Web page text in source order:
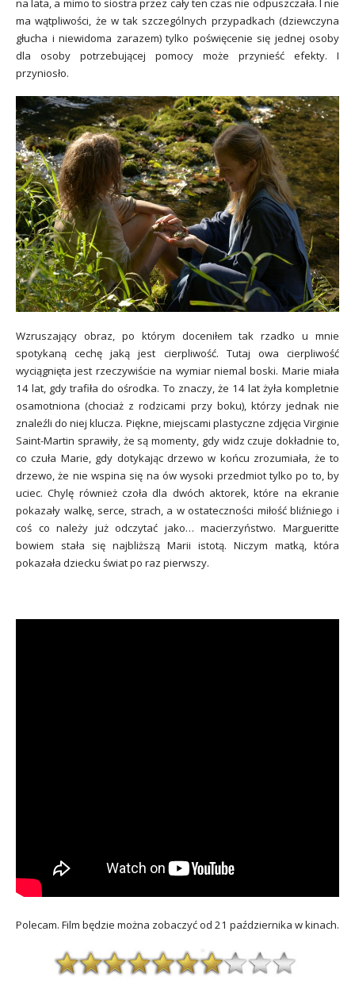
na lata, a mimo to siostra przez cały ten czas nie odpuszczała. I nie
ma wątpliwości, że w tak szczególnych przypadkach (dziewczyna
głucha i niewidoma zarazem) tylko poświęcenie się jednej osoby
dla osoby potrzebującej pomocy może przynieść efekty. I
przyniosło.
Wzruszający obraz, po którym doceniłem tak rzadko u mnie
spotykaną cechę jaką jest cierpliwość. Tutaj owa cierpliwość
wyciągnięta jest rzeczywiście na wymiar niemal boski. Marie miała
14 lat, gdy trafiła do ośrodka. To znaczy, że 14 lat żyła kompletnie
osamotniona (chociaż z rodzicami przy boku), którzy jednak nie
znaleźli do niej klucza. Piękne, miejscami plastyczne zdjęcia Virginie
Saint-Martin sprawiły, że są momenty, gdy widz czuje dokładnie to,
co czuła Marie, gdy dotykając drzewo w końcu zrozumiała, że to
drzewo, że nie wspina się na ów wysoki przedmiot tylko po to, by
uciec. Chylę również czoła dla dwóch aktorek, które na ekranie
pokazały walkę, serce, strach, a w ostateczności miłość bliźniego i
coś co należy już odczytać jako… macierzyństwo. Margueritte
bowiem stała się najbliższą Marii istotą. Niczym matką, która
pokazała dziecku świat po raz pierwszy.
Polecam. Film będzie można zobaczyć od 21 października w kinach.